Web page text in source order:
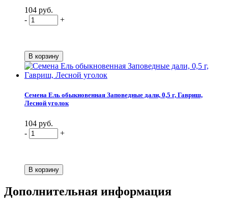
104 руб.
-
+
Семена Ель обыкновенная Заповедные дали, 0,5 г, Гавриш,
Лесной уголок
104 руб.
-
+
Дополнительная информация